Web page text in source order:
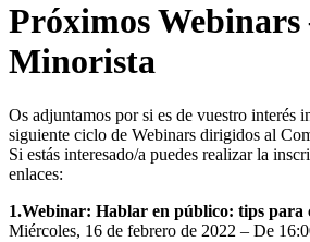
Próximos Webinars
Minorista
Os adjuntamos por si es de vuestro interés
siguiente ciclo de Webinars dirigidos al
Si estás interesado/a puedes realizar la
enlaces:
1.Webinar: Hablar en público: tips para
Miércoles, 16 de febrero de 2022 – De